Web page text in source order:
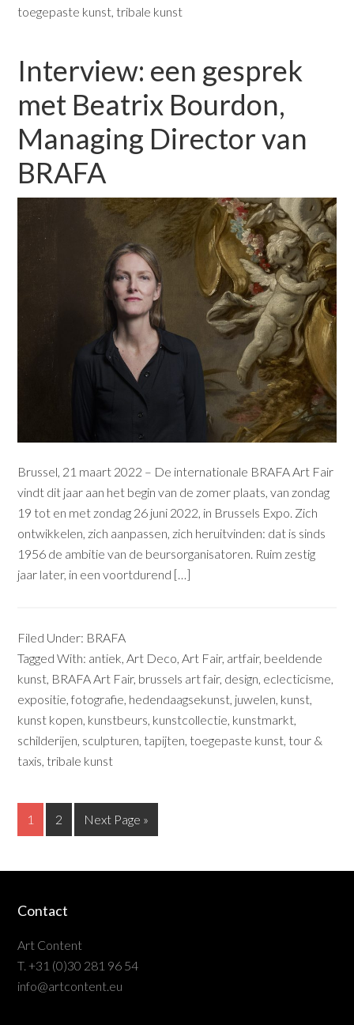
toegepaste kunst, tribale kunst
Interview: een gesprek
met Beatrix Bourdon,
Managing Director van
BRAFA
Brussel, 21 maart 2022 – De internationale BRAFA Art Fair
vindt dit jaar aan het begin van de zomer plaats, van zondag
19 tot en met zondag 26 juni 2022, in Brussels Expo. Zich
ontwikkelen, zich aanpassen, zich heruitvinden: dat is sinds
1956 de ambitie van de beursorganisatoren. Ruim zestig
jaar later, in een voortdurend […]
Filed Under: BRAFA
Tagged With: antiek,Art Deco,Art Fair, artfair, beeldende
kunst, BRAFA Art Fair, brussels art fair, design, eclecticisme,
expositie,fotografie, hedendaagsekunst, juwelen, kunst,
kunst kopen, kunstbeurs, kunstcollectie, kunstmarkt,
schilderijen, sculpturen, tapijten, toegepaste kunst, tour &
taxis, tribale kunst
1 2 Next Page »
Contact
Art Content
T. +31 (0)30 281 96 54
info@artcontent.eu